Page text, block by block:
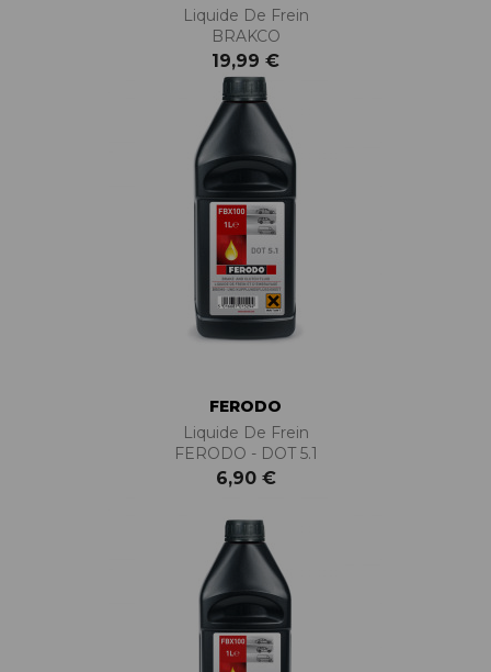
Liquide De Frein
BRAKCO
19,99 €
FERODO
Liquide De Frein
FERODO - DOT 5.1
6,90 €